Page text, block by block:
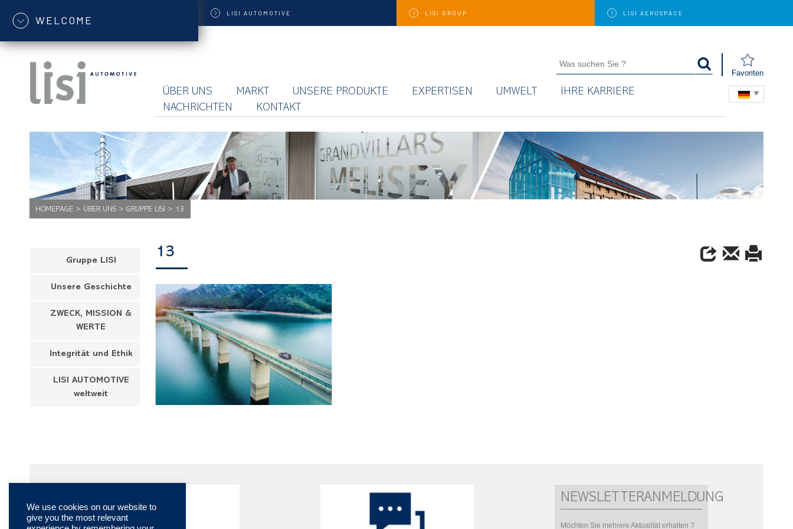
WELCOME
LISI AUTOMOTIVE LISI GROUP LISI AEROSPACE
Favoriten
ÜBER UNS MARKT UNSERE PRODUKTE EXPERTISEN UMWELT
IHRE KARRIERE
NACHRICHTEN
KONTAKT
HOMEPAGE > ÜBER UNS > GRUPPE LISI > 13
Gruppe LISI
Unsere Geschichte
ZWECK, MISSION &
WERTE
Integrität und Ethik
LISI AUTOMOTIVE
weltweit
13
NEWSLETTERANMELDUNG
Möchten Sie mehrere Aktualität erhalten ?
We use cookies on our website to
give you the most relevant